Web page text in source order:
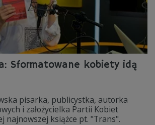
Sformatowane kobiety idą
pisarka, publicystka, autorka
i założycielka Partii Kobiet
najnowszej książce pt. "Trans".